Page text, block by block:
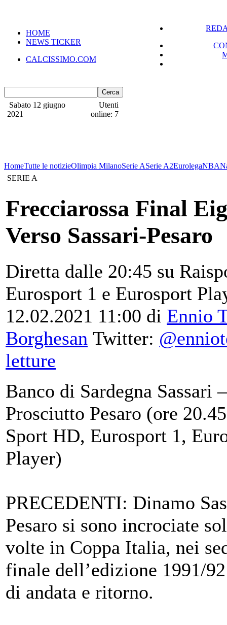
HOME
NEWS TICKER
CALCISSIMO.COM
Sabato 12 giugno
2021
Utenti
online: 7
HomeTutte le notizieOlimpia MilanoSerie ASerie A2EurolegaNBA
SERIE A
Frecciarossa Final
Verso Sassari-Pesaro
Diretta dalle 20:45 su
Eurosport 1 e Eurosport
12.02.2021 11:00 di Ennio
Borghesan Twitter:
letture
Banco di Sardegna Sassari
Prosciutto Pesaro (ore
Sport HD, Eurosport 1,
Player)
PRECEDENTI: Dinamo
Pesaro si sono incrociate
volte in Coppa Italia, nei
finale dell’edizione 1991/
di andata e ritorno.